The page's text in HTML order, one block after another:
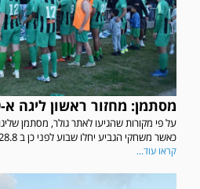
מסתמן: מחזור ראשון ליגה א-4.9
כאשר משחקי הגביע יחלו שבוע לפני כן ב 28.8. האם אתם מוכנים?...
קראו עוד...